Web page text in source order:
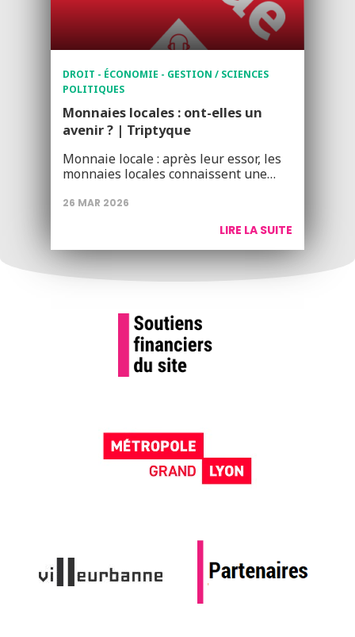
DROIT - ÉCONOMIE - GESTION / SCIENCES
POLITIQUES
Monnaies locales : ont-elles un
avenir ? | Triptyque
Monnaie locale : après leur essor, les
monnaies locales connaissent une…
26 MAR 2026
LIRE LA SUITE